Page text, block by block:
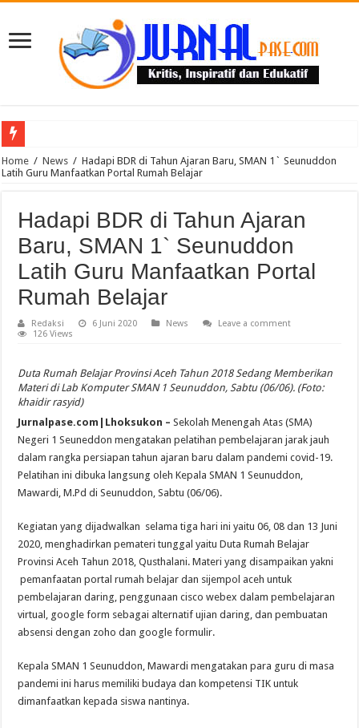
Puluhan Guru Berkumpul di TPN XIII Aceh Utara, Kacabdin Tekankan Cetak
Home / News / Hadapi BDR di Tahun Ajaran Baru, SMAN 1` Seunuddon
Latih Guru Manfaatkan Portal Rumah Belajar
Hadapi BDR di Tahun Ajaran
Baru, SMAN 1` Seunuddon
Latih Guru Manfaatkan Portal
Rumah Belajar
Redaksi 6 Juni 2020 News
Leave a comment
126 Views
Duta Rumah Belajar Provinsi Aceh Tahun 2018 Sedang Memberikan
Materi di Lab Komputer SMAN 1 Seunuddon, Sabtu (06/06). (Foto:
khaidir rasyid)
Jurnalpase.com|Lhoksukon –Sekolah Menengah Atas (SMA)
Negeri 1 Seuneddon mengatakan pelatihan pembelajaran jarak jauh
dalam rangka persiapan tahun ajaran baru dalam pandemi covid-19.
Pelatihan ini dibuka langsung oleh Kepala SMAN 1 Seunuddon,
Mawardi, M.Pd di Seunuddon, Sabtu (06/06).
Kegiatan yang dijadwalkan selama tiga hari ini yaitu 06, 08 dan 13 Juni
2020, menghadirkan pemateri tunggal yaitu Duta Rumah Belajar
Provinsi Aceh Tahun 2018, Qusthalani. Materi yang disampaikan yakni
pemanfaatan portal rumah belajar dan sijempol aceh untuk
pembelajaran daring, penggunaan cisco webex dalam pembelajaran
virtual, google form sebagai alternatif ujian daring, dan pembuatan
absensi dengan zoho dan google formulir.
Kepala SMAN 1 Seunuddon, Mawardi mengatakan para guru di masa
pandemi ini harus memiliki budaya dan kompetensi TIK untuk
dimanfaatkan kepada siswa nantinya.